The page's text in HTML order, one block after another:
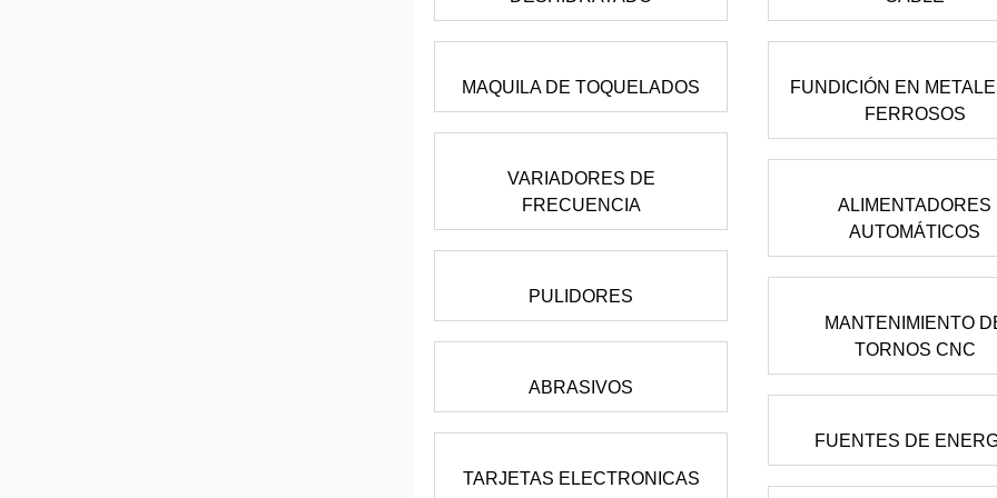
MAQUILA DE TOQUELADOS
VARIADORES DE
FRECUENCIA
PULIDORES
ABRASIVOS
TARJETAS ELECTRONICAS
FUNDICIÓN EN
FERROSOS
ALIMENTADORES
AUTOMÁTICOS
MANTENIMIENTO
TORNOS CNC
FUENTES DE